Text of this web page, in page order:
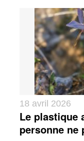
18 avril 2026
Le plastique
personne ne